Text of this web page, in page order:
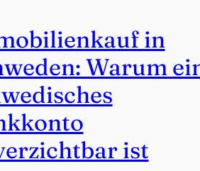
in
Warum
ist